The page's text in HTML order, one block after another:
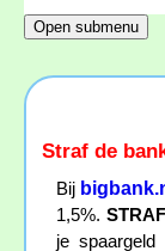
Straf de
Bij
1,5%.
je spaargeld